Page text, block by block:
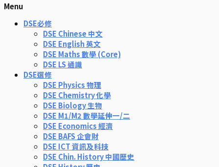
Menu
DSE必修
DSE Chinese 中文
DSE English 英文
DSE Maths 數學 (Core)
DSE LS 通識
DSE選修
DSE Physics 物理
DSE Chemistry 化學
DSE Biology 生物
DSE M1/M2 數學延伸一/二
DSE Economics 經濟
DSE BAFS 企會財
DSE ICT 資訊及科技
DSE Chin. History 中國歷史